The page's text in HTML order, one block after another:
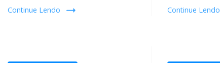
Continue Lendo Continue Lendo